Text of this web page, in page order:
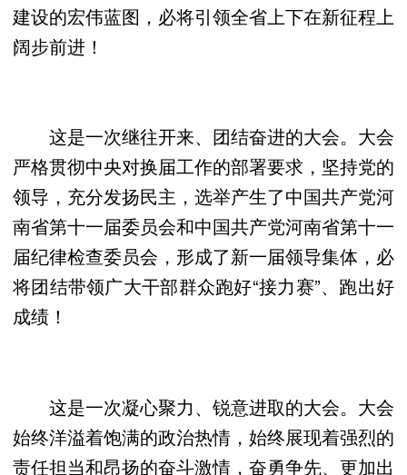
建设的宏伟蓝图，必将引领全省上下在新征程上
阔步前进！
这是一次继往开来、团结奋进的大会。大会
严格贯彻中央对换届工作的部署要求，坚持党的
领导，充分发扬民主，选举产生了中国共产党河
南省第十一届委员会和中国共产党河南省第十一
届纪律检查委员会，形成了新一届领导集体，必
将团结带领广大干部群众跑好“接力赛”、跑出好
成绩！
这是一次凝心聚力、锐意进取的大会。大会
始终洋溢着饱满的政治热情，始终展现着强烈的
责任担当和昂扬的奋斗激情，奋勇争先、更加出